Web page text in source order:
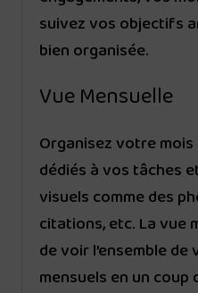
suivez vos objectifs
bien organisée.
Vue Mensuelle
Organisez votre
dédiés à vos tâches
visuels comme des
citations, etc. La vue
de voir l’ensemble
mensuels en un coup